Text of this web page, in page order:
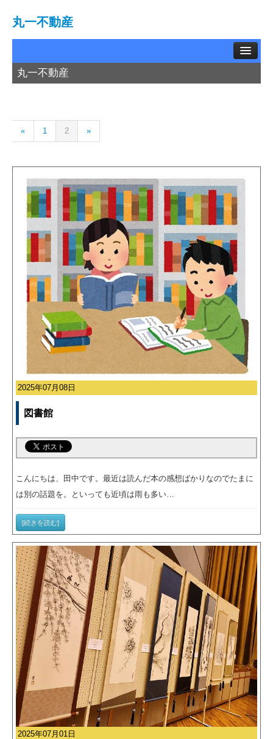
丸一不動産
お問い合わせ
買取相談
会社概要
申込書ダウンロード
ウェブ入居申込
ブログ
丸一不動産
« 1 2 »
2025年07月08日
図書館
こんにちは、田中です。最近は読んだ本の感想ばかりなのでたまに
は別の話題を。といっても近頃は雨も多い…
[続きを読む]
2025年07月01日